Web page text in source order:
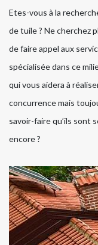
Etes-vous à la
de tuile ? Ne cherchez
de faire appel aux
spécialisée dans ce
qui vous aidera à
concurrence mais
savoir-faire qu’ils sont
encore ?